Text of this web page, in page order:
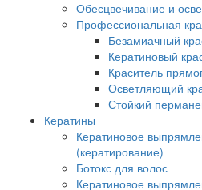
Обесцвечивание и
Профессиональная
Безамиачный
Кератиновый
Краситель
Осветляющий
Стойкий
Кератины
Кератиновое
(кератирование)
Ботокс для волос
Кератиновое